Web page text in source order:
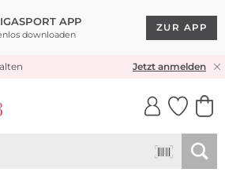
APP
downloaden
ZUR APP
VERSAND* & RÜCKVERSANDJetzt anmelden